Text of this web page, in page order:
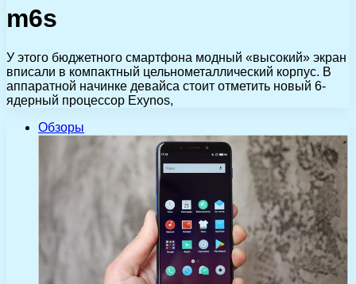
m6s
У этого бюджетного смартфона модный «высокий» экран
вписали в компактный цельнометаллический корпус. В
аппаратной начинке девайса стоит отметить новый 6-
ядерный процессор Exynos,
Обзоры